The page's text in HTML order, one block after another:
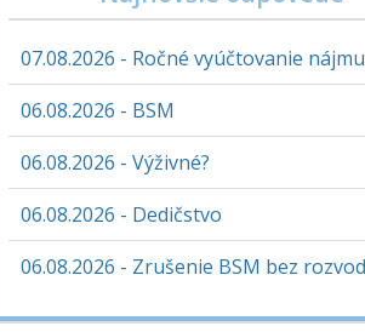
07.08.2026 - Ročné vyúčtovanie nájmu
06.08.2026 - BSM
06.08.2026 - Výživné?
06.08.2026 - Dedičstvo
06.08.2026 - Zrušenie BSM bez